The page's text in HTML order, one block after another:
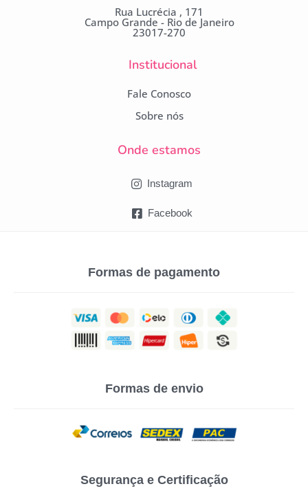
Rua Lucrécia , 171
Campo Grande - Rio de Janeiro
23017-270
Institucional
Fale Conosco
Sobre nós
Onde estamos
Instagram
Facebook
Formas de pagamento
Formas de envio
Segurança e Certificação